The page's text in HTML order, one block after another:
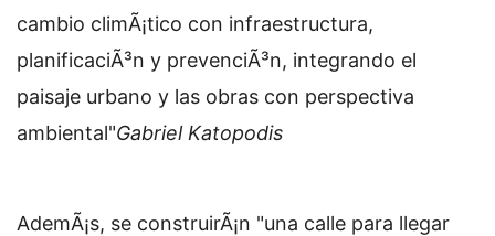
cambio climÃ¡tico con infraestructura,
planificaciÃ³n y prevenciÃ³n, integrando el
paisaje urbano y las obras con perspectiva
ambiental"Gabriel Katopodis
AdemÃ¡s, se construirÃ¡n "una calle para llegar